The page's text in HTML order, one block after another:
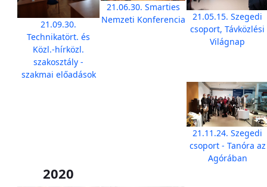
21.09.30.
Technikatört. és
Közl.-hírközl.
szakosztály -
szakmai előadások
21.06.30. Smarties
Nemzeti Konferencia
21.05.15. Szegedi
csoport, Távközlési
Világnap
21.11.24. Szegedi
csoport - Tanóra az
Agórában
2020